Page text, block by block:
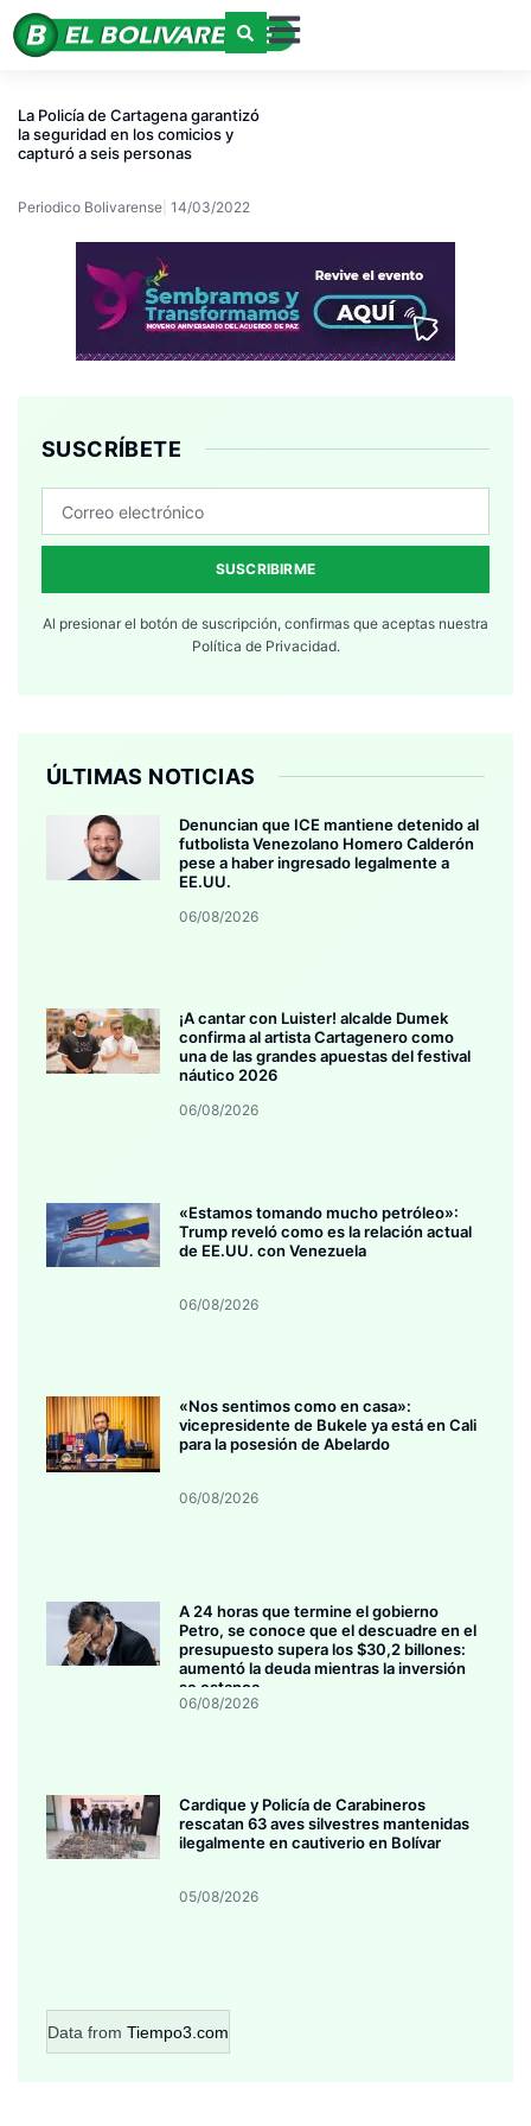
La Policía de Cartagena garantizó
la seguridad en los comicios y
capturó a seis personas
Periodico Bolivarense 14/03/2022
SUSCRÍBETE
SUSCRIBIRME
Al presionar el botón de suscripción, confirmas que aceptas nuestra
Política de Privacidad.
ÚLTIMAS NOTICIAS
Denuncian que ICE mantiene detenido al
futbolista Venezolano Homero Calderón
pese a haber ingresado legalmente a
EE.UU.
06/08/2026
¡A cantar con Luister! alcalde Dumek
confirma al artista Cartagenero como
una de las grandes apuestas del festival
náutico 2026
06/08/2026
«Estamos tomando mucho petróleo»:
Trump reveló como es la relación actual
de EE.UU. con Venezuela
06/08/2026
«Nos sentimos como en casa»:
vicepresidente de Bukele ya está en Cali
para la posesión de Abelardo
06/08/2026
A 24 horas que termine el gobierno
Petro, se conoce que el descuadre en el
presupuesto supera los $30,2 billones:
aumentó la deuda mientras la inversión
se estanca
06/08/2026
Cardique y Policía de Carabineros
rescatan 63 aves silvestres mantenidas
ilegalmente en cautiverio en Bolívar
05/08/2026
Data from Tiempo3.com